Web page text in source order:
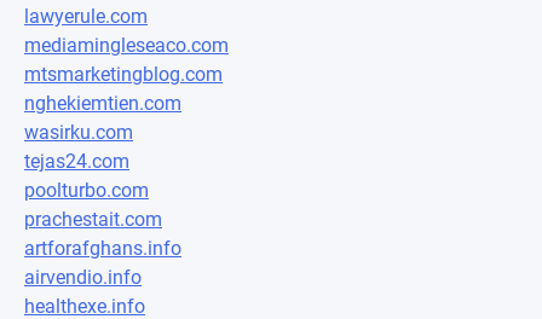
lawyerule.com
mediamingleseaco.com
mtsmarketingblog.com
nghekiemtien.com
wasirku.com
tejas24.com
poolturbo.com
prachestait.com
artforafghans.info
airvendio.info
healthexe.info